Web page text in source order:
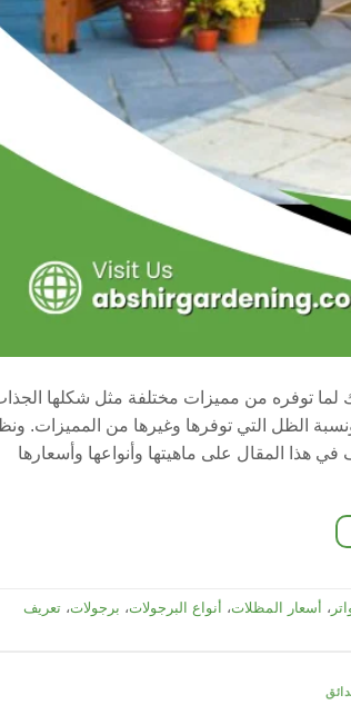
لما توفره من مميزات مختلفة مثل شكلها
الظل التي توفرها وغيرها من المميزات.
هذا المقال على ماهيتها وأنواعها وأسعارها
، أسعار المظلات، أنواع البرجولات، برجولات، تعريف